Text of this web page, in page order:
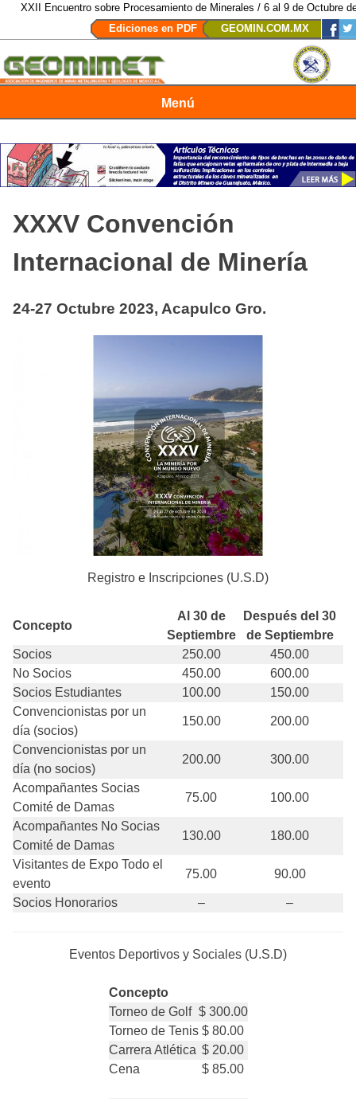
Encuentro sobre Procesamiento de Minerales / 6 al 9 de Octubre de 2026
Ediciones en PDF
GEOMIN.COM.MX
Menú
XXXV Convención
Internacional de Minería
24-27 Octubre 2023, Acapulco Gro.
Registro e Inscripciones (U.S.D)
Concepto
Al 30 de
Septiembre
Después del 30
de Septiembre
Socios
250.00
450.00
No Socios
450.00
600.00
Socios Estudiantes
100.00
150.00
Convencionistas por un
día (socios)
150.00 200.00
Convencionistas por un
día (no socios)
200.00 300.00
Acompañantes Socias
Comité de Damas
75.00 100.00
Acompañantes No Socias
Comité de Damas
130.00 180.00
Visitantes de Expo Todo el
evento
75.00 90.00
Socios Honorarios – –
Eventos Deportivos y Sociales (U.S.D)
Concepto
Torneo de Golf $ 300.00
Torneo de Tenis $ 80.00
Carrera Atlética $ 20.00
Cena
$ 85.00